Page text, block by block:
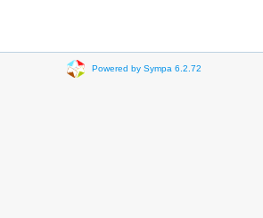
Powered by Sympa 6.2.72